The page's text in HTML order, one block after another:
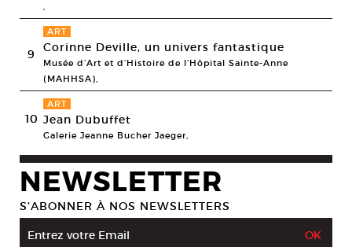
,
9
ART
Corinne Deville, un univers fantastique
Musée d’Art et d’Histoire de l’Hôpital Sainte-Anne
(MAHHSA),
10
ART
Jean Dubuffet
Galerie Jeanne Bucher Jaeger,
NEWSLETTER
S’ABONNER À NOS NEWSLETTERS